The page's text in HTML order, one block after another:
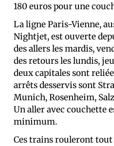
180 euros pour une
La ligne Paris-Vienne,
Nightjet, est ouverte
des allers les mardis,
des retours les lundis,
deux capitales sont
arrêts desservis sont
Munich, Rosenheim,
Un aller avec couchette
minimum.
Ces trains rouleront tout